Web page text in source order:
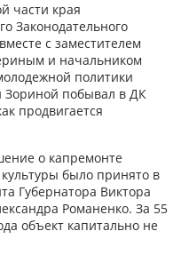
части края
Законодательного
с заместителем
и начальником
политики
побывал в ДК
продвигается
о капремонте
было принято в
Губернатора Виктора
Романенко. За 55
объект капитально не